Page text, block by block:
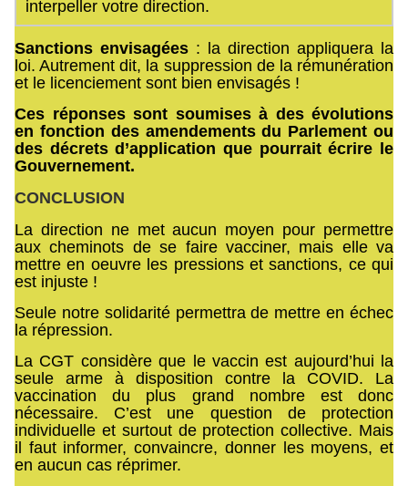
interpeller votre direction.
Sanctions envisagées : la direction appliquera la
loi. Autrement dit, la suppression de la rémunération
et le licenciement sont bien envisagés !
Ces réponses sont soumises à des évolutions
en fonction des amendements du Parlement ou
des décrets d’application que pourrait écrire le
Gouvernement.
CONCLUSION
La direction ne met aucun moyen pour permettre
aux cheminots de se faire vacciner, mais elle va
mettre en oeuvre les pressions et sanctions, ce qui
est injuste !
Seule notre solidarité permettra de mettre en échec
la répression.
La CGT considère que le vaccin est aujourd’hui la
seule arme à disposition contre la COVID. La
vaccination du plus grand nombre est donc
nécessaire. C’est une question de protection
individuelle et surtout de protection collective. Mais
il faut informer, convaincre, donner les moyens, et
en aucun cas réprimer.